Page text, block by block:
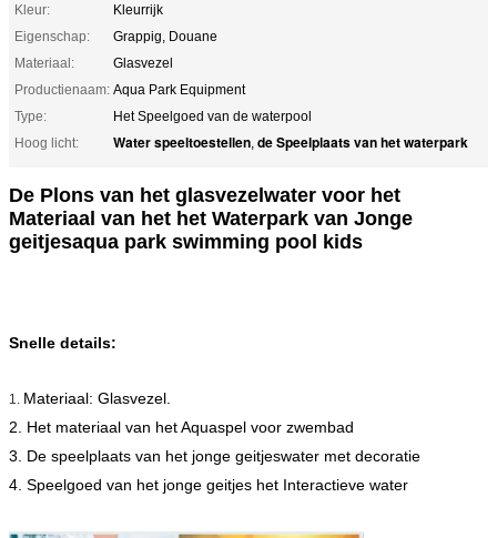
Kleur:
Kleurrijk
Eigenschap:
Grappig, Douane
Materiaal:
Glasvezel
Productienaam: Aqua Park Equipment
Type:
Het Speelgoed van de waterpool
Hoog licht:
Water speeltoestellen, de Speelplaats van het waterpark
De Plons van het glasvezelwater voor het
Materiaal van het het Waterpark van Jonge
geitjesaqua park swimming pool kids
Snelle details:
1. Materiaal: Glasvezel.
2. Het materiaal van het Aquaspel voor zwembad
3. De speelplaats van het jonge geitjeswater met decoratie
4. Speelgoed van het jonge geitjes het Interactieve water